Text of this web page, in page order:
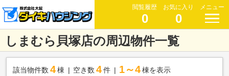
閲覧履歴
0
お気に入り
0
メニュー
しまむら貝塚店の周辺物件一覧
該当物件数 4棟 空き数 4 件 1～4 棟を表示